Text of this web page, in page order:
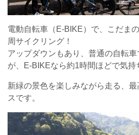
電動自転車（E-BIKE）で、こだま
周サイクリング！
アップダウンもあり、普通の自転
が、E-BIKEなら約1時間ほどで気持
新緑の景色を楽しみながら走る、
スです。